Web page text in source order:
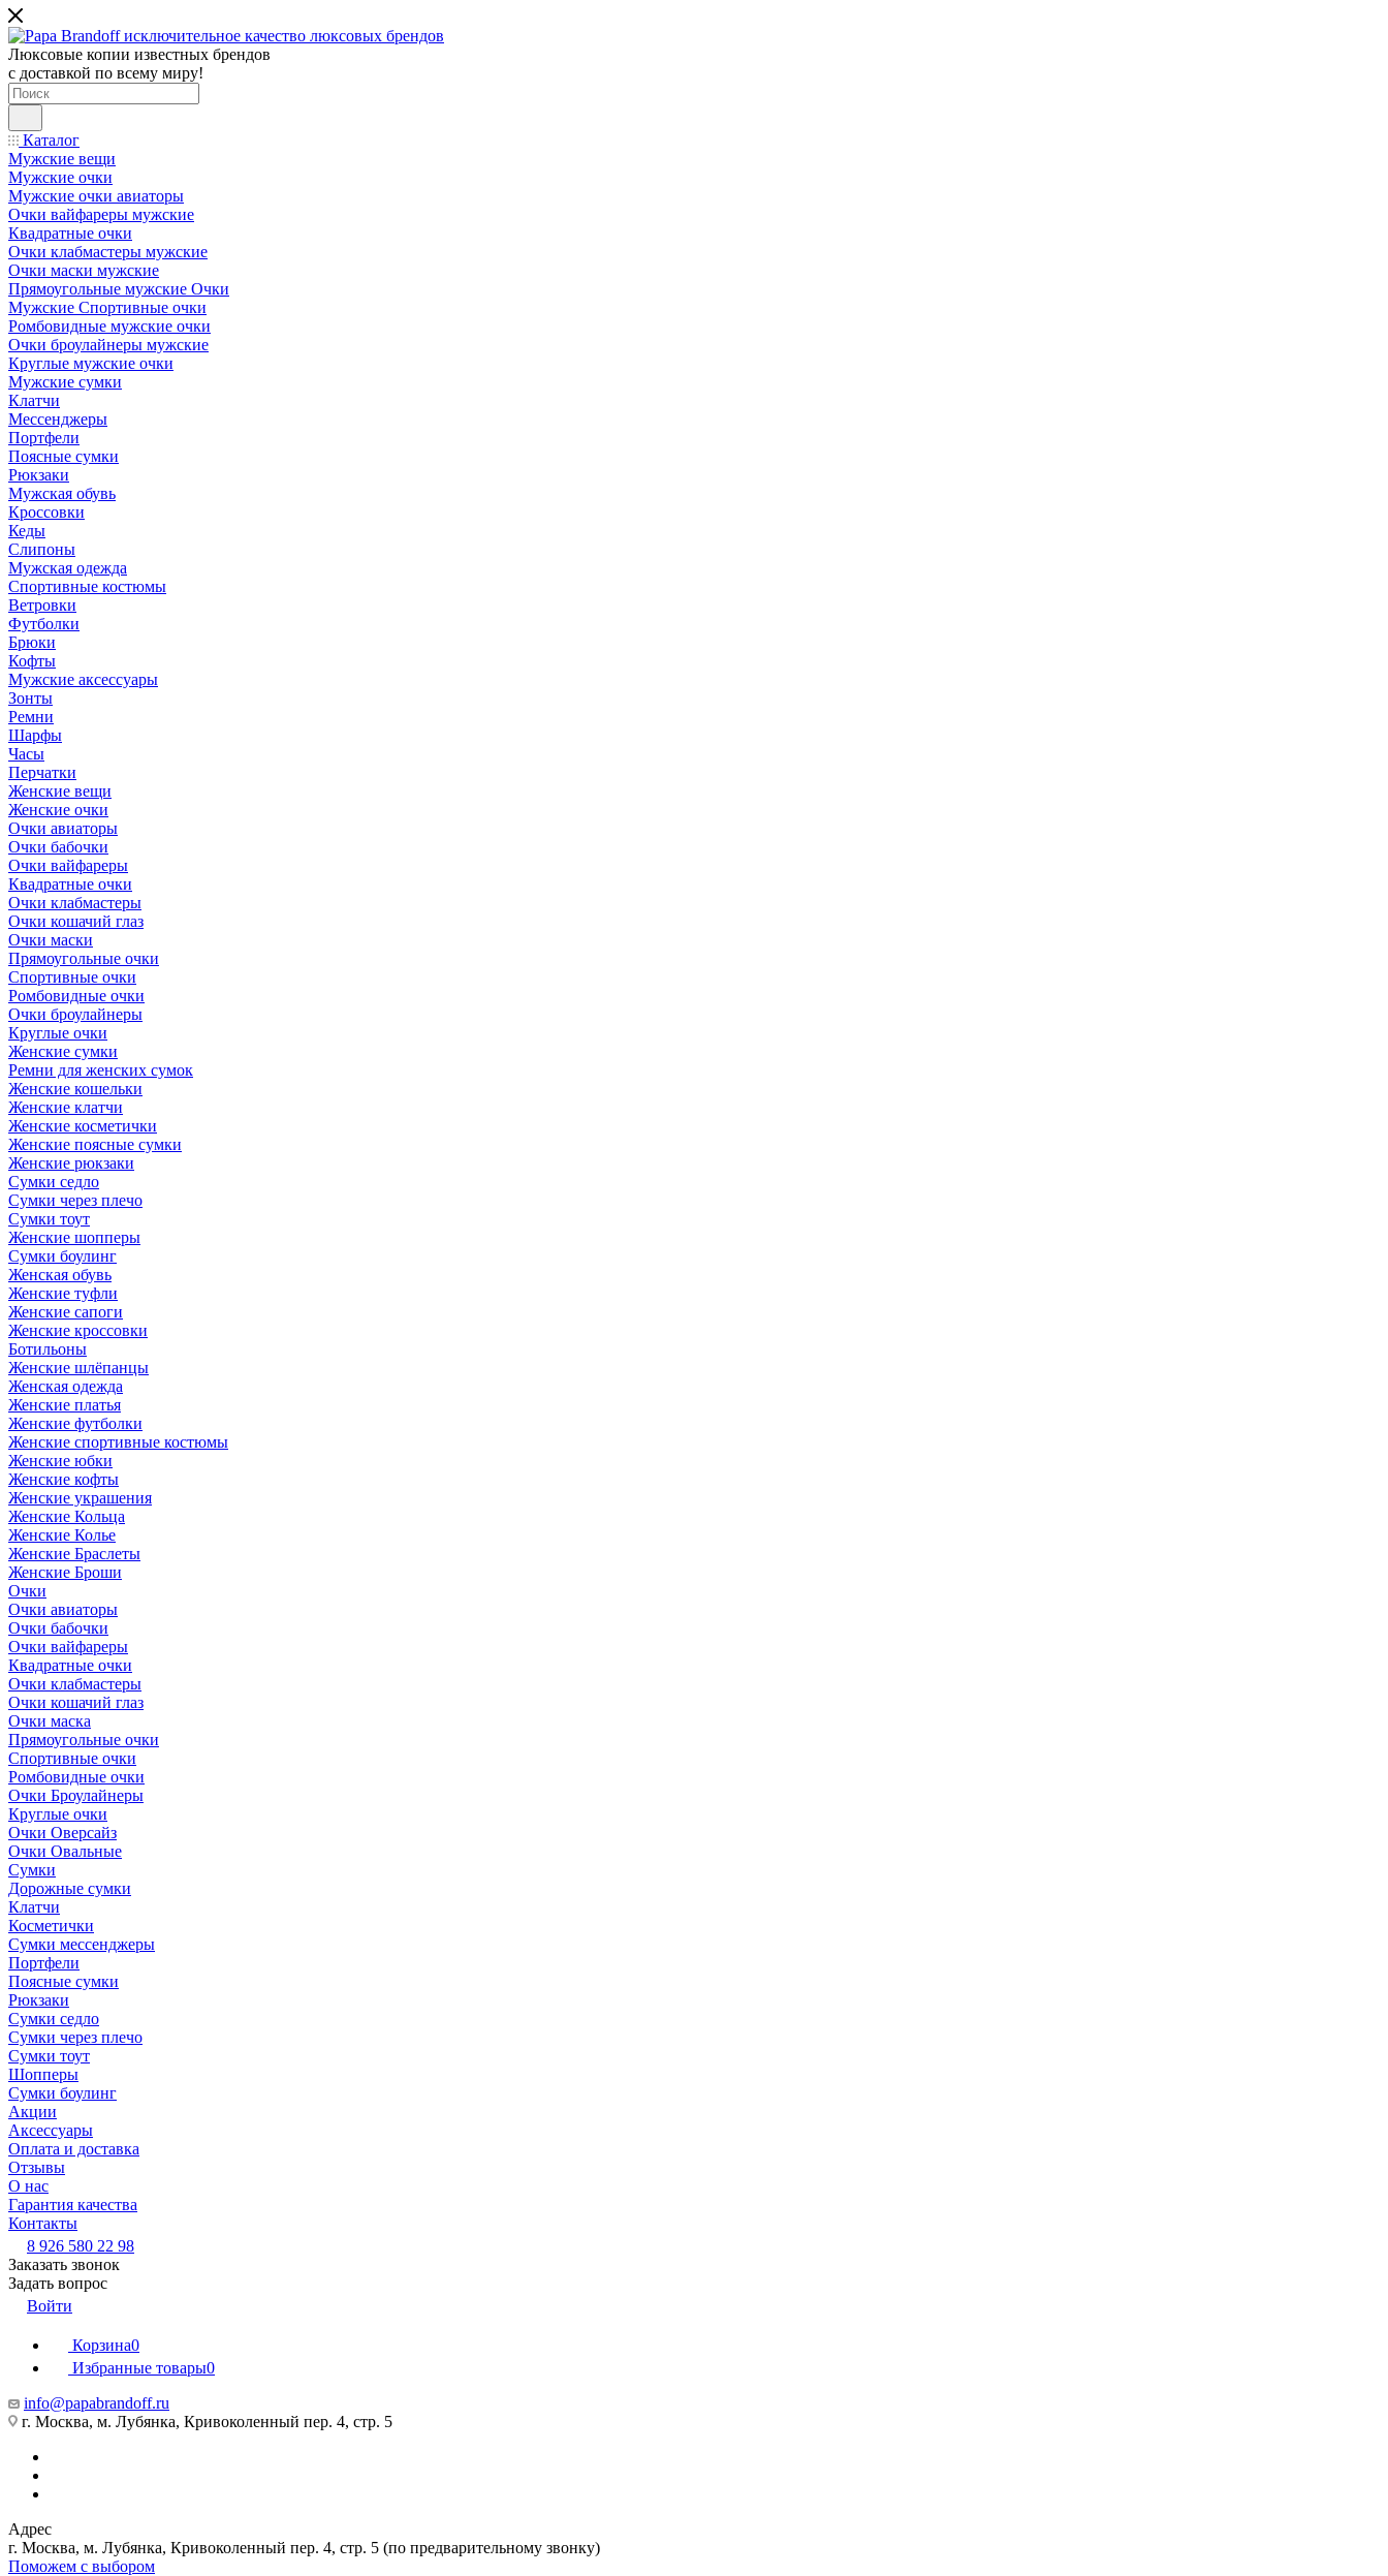
Люксовые копии известных брендов
с доставкой по всему миру!
Каталог
Мужские вещи
Мужские очки
Мужские очки авиаторы
Очки вайфареры мужские
Квадратные очки
Очки клабмастеры мужские
Очки маски мужские
Прямоугольные мужские Очки
Мужские Спортивные очки
Ромбовидные мужские очки
Очки броулайнеры мужские
Круглые мужские очки
Мужские сумки
Клатчи
Мессенджеры
Портфели
Поясные сумки
Рюкзаки
Мужская обувь
Кроссовки
Кеды
Слипоны
Мужская одежда
Спортивные костюмы
Ветровки
Футболки
Брюки
Кофты
Мужские аксессуары
Зонты
Ремни
Шарфы
Часы
Перчатки
Женские вещи
Женские очки
Очки авиаторы
Очки бабочки
Очки вайфареры
Квадратные очки
Очки клабмастеры
Очки кошачий глаз
Очки маски
Прямоугольные очки
Спортивные очки
Ромбовидные очки
Очки броулайнеры
Круглые очки
Женские сумки
Ремни для женских сумок
Женские кошельки
Женские клатчи
Женские косметички
Женские поясные сумки
Женские рюкзаки
Сумки седло
Сумки через плечо
Сумки тоут
Женские шопперы
Сумки боулинг
Женская обувь
Женские туфли
Женские сапоги
Женские кроссовки
Ботильоны
Женские шлёпанцы
Женская одежда
Женские платья
Женские футболки
Женские спортивные костюмы
Женские юбки
Женские кофты
Женские украшения
Женские Кольца
Женские Колье
Женские Браслеты
Женские Броши
Очки
Очки авиаторы
Очки бабочки
Очки вайфареры
Квадратные очки
Очки клабмастеры
Очки кошачий глаз
Очки маска
Прямоугольные очки
Спортивные очки
Ромбовидные очки
Очки Броулайнеры
Круглые очки
Очки Оверсайз
Очки Овальные
Сумки
Дорожные сумки
Клатчи
Косметички
Сумки мессенджеры
Портфели
Поясные сумки
Рюкзаки
Сумки седло
Сумки через плечо
Сумки тоут
Шопперы
Сумки боулинг
Акции
Аксессуары
Оплата и доставка
Отзывы
О нас
Гарантия качества
Контакты
8 926 580 22 98
Заказать звонок
Задать вопрос
Войти
Корзина0
Избранные товары0
info@papabrandoff.ru
г. Москва, м. Лубянка, Кривоколенный пер. 4, стр. 5
Адрес
г. Москва, м. Лубянка, Кривоколенный пер. 4, стр. 5 (по предварительному звонку)
Поможем с выбором